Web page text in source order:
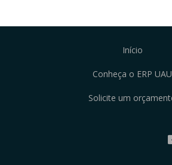
Início
Conheça o ERP UAU
Solicite um